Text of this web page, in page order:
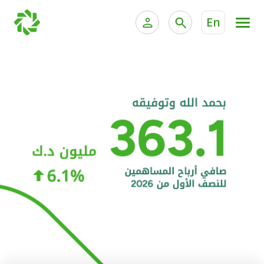
En
الخدمات المصرفية الإلكترونية للشركات
خدمة "بيتك" للتداول الإلكتروني
الحسابات المصرفية
البطاقات
"برامج العملاء"